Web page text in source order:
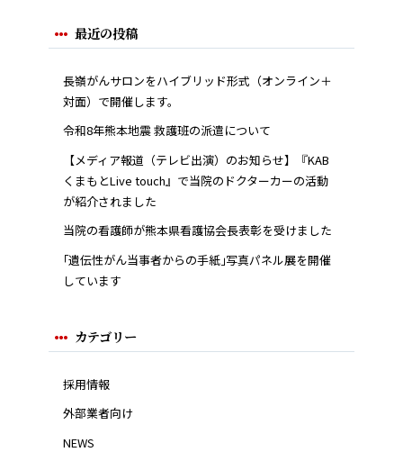
最近の投稿
長嶺がんサロンをハイブリッド形式（オンライン＋
対面）で開催します。
令和8年熊本地震 救護班の派遣について
【メディア報道（テレビ出演）のお知らせ】『KAB
くまもとLive touch』で当院のドクターカーの活動
が紹介されました
当院の看護師が熊本県看護協会長表彰を受けました
｢遺伝性がん当事者からの手紙｣写真パネル展を開催
しています
カテゴリー
採用情報
外部業者向け
NEWS